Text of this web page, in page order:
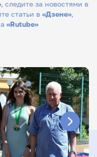
, следите за новостями в
статьи в «Дзене»,
«Rutube»